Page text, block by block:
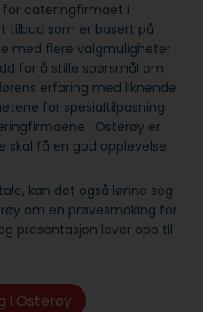
cateringfirmaet i
tilbud som er basert på
med flere valgmuligheter i
for å stille spørsmål om
erfaring med liknende
for spesialtilpasning
i Osterøy er
få en god opplevelse.
kan det også lønne seg
om en prøvesmaking for
presentasjon lever opp til
i Osterøy